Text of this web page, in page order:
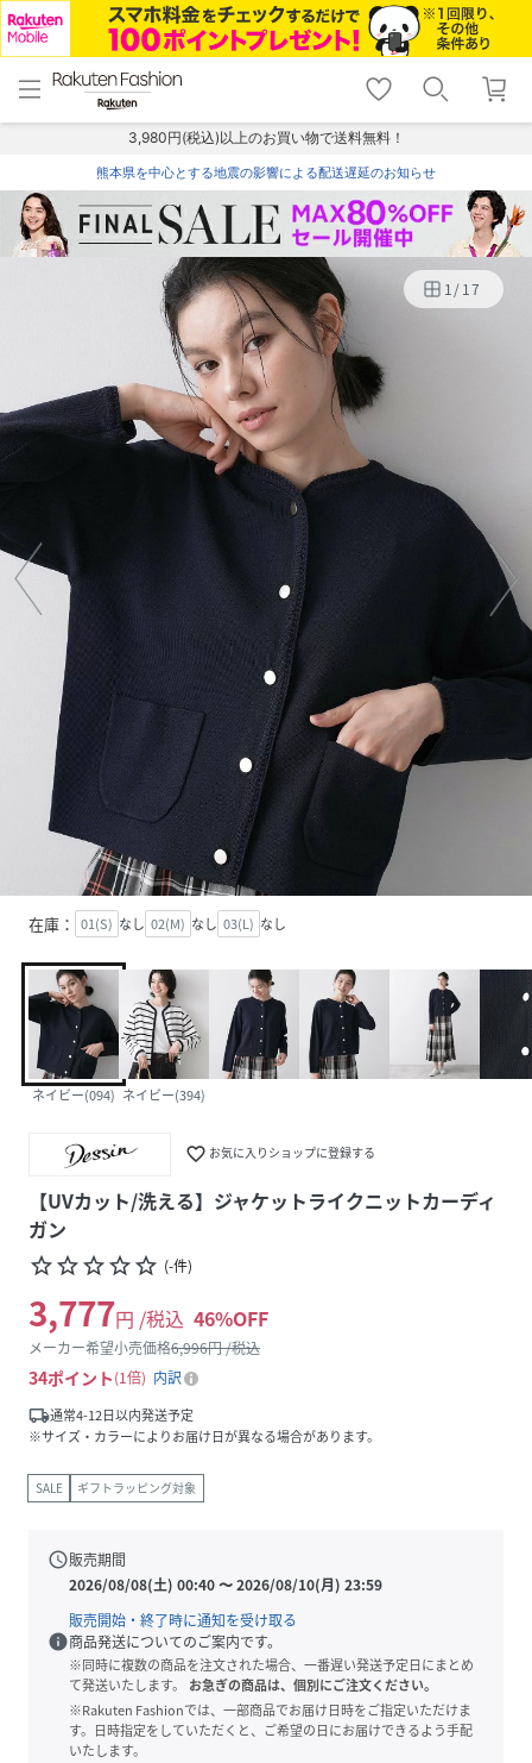
menu home
トップ
shopping_cart lock_outline
ログイン
3,980円(税込)以上のお買い物で送料無料！
熊本県を中心とする地震の影響による配送遅延のお知らせ
1/17
在庫： 01(S) なし 02(M) なし 03(L) なし
ネイビー(094) ネイビー(394)
favorite_border お気に入りショップに登録する
【UVカット/洗える】ジャケットライクニットカーディ
ガン
star_borderstar_borderstar_borderstar_borderstar_border (-件)
3,777円 /税込 46%OFF
メーカー希望小売価格6,996円 /税込
34ポイント 1倍
内訳
local_shipping通常4-12日以内発送予定
※サイズ・カラーによりお届け日が異なる場合があります。
SALE ギフトラッピング対象
schedule販売期間
2026/08/08(土) 00:40〜2026/08/10(月) 23:59
販売開始・終了時に通知を受け取る
info商品発送についてのご案内です。
※同時に複数の商品を注文された場合、一番遅い発送予定日にまとめ
て発送いたします。
お急ぎの商品は、個別にご注文ください。
※Rakuten Fashionでは、一部商品でお届け日時をご指定いただけま
す。日時指定をしていただくと、ご希望の日にお届けできるよう手配
いたします。